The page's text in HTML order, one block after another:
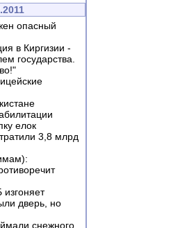
опасный
в Киргизии -
государства.
елок
3,8 млрд
дверь, но
снежного